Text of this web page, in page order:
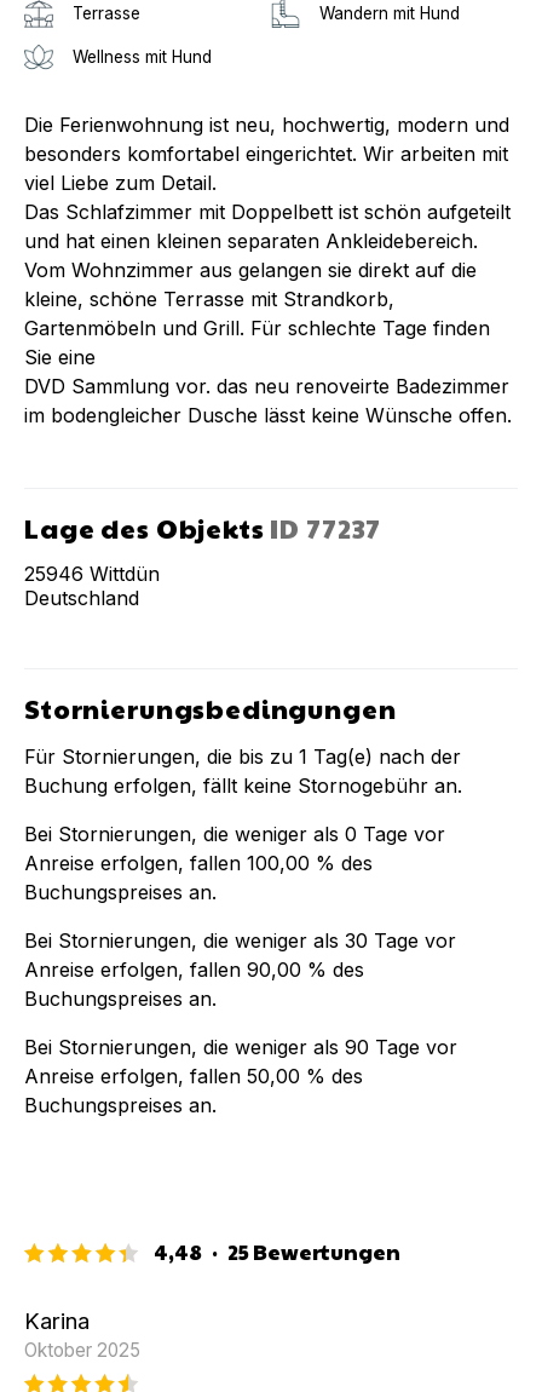
Terrasse Wandern mit Hund
Wellness mit Hund
Die Ferienwohnung ist neu, hochwertig, modern und
besonders komfortabel eingerichtet. Wir arbeiten mit
viel Liebe zum Detail.
Das Schlafzimmer mit Doppelbett ist schön aufgeteilt
und hat einen kleinen separaten Ankleidebereich.
Vom Wohnzimmer aus gelangen sie direkt auf die
kleine, schöne Terrasse mit Strandkorb,
Gartenmöbeln und Grill. Für schlechte Tage finden
Sie eine
DVD Sammlung vor. das neu renoveirte Badezimmer
im bodengleicher Dusche lässt keine Wünsche offen.
Lage des Objekts ID 77237
25946 Wittdün
Deutschland
Stornierungsbedingungen
Für Stornierungen, die bis zu 1 Tag(e) nach der
Buchung erfolgen, fällt keine Stornogebühr an.
Bei Stornierungen, die weniger als 0 Tage vor
Anreise erfolgen, fallen 100,00 % des
Buchungspreises an.
Bei Stornierungen, die weniger als 30 Tage vor
Anreise erfolgen, fallen 90,00 % des
Buchungspreises an.
Bei Stornierungen, die weniger als 90 Tage vor
Anreise erfolgen, fallen 50,00 % des
Buchungspreises an.
4,48 · 25Bewertungen
Karina
Oktober 2025